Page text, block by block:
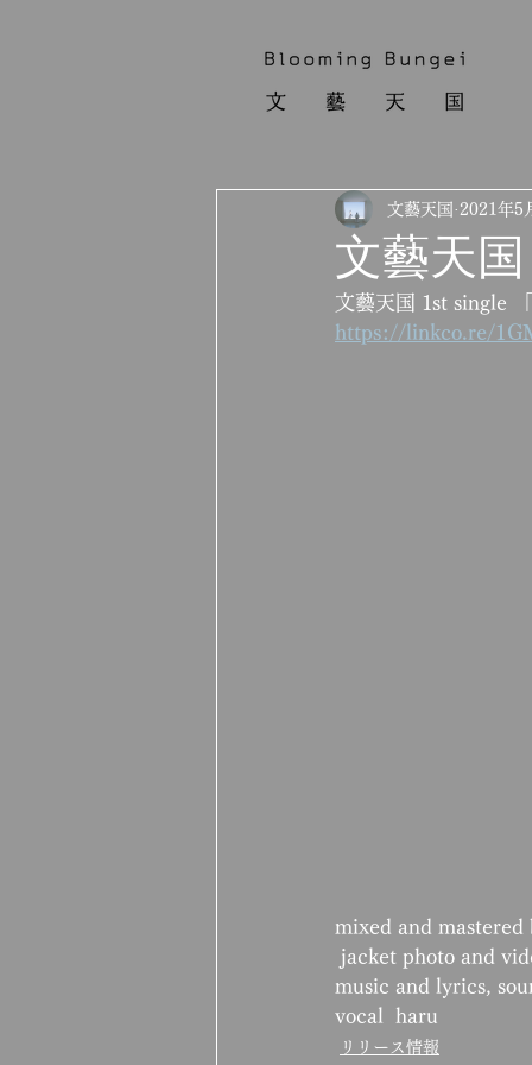
文藝天
文藝天国 2021年5
文藝天国 1st single
https://linkco.re/
mixed and mastered
jacket photo and
music and lyrics,
vocal  haru
リリース情報